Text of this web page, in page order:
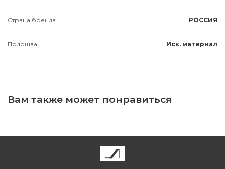
Страна бренда РОССИЯ
Подошва Иск. материал
Вам также может понравиться